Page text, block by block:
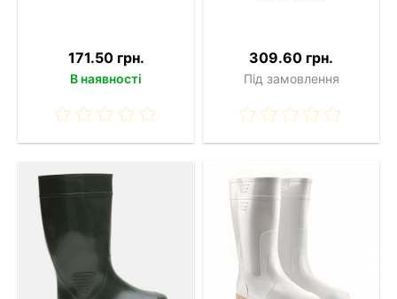
171.50 грн.
В наявності
309.60 грн.
Під замовлення